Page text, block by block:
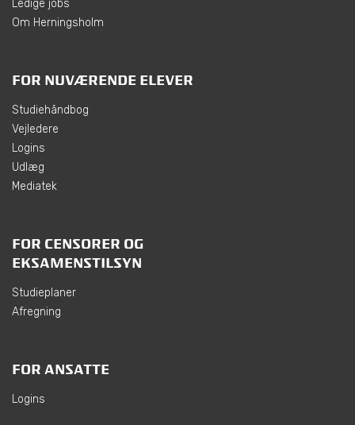
Ledige jobs
Om Herningsholm
FOR NUVÆRENDE ELEVER
Studiehåndbog
Vejledere
Logins
Udlæg
Mediatek
FOR CENSORER OG
EKSAMENSTILSYN
Studieplaner
Afregning
FOR ANSATTE
Logins